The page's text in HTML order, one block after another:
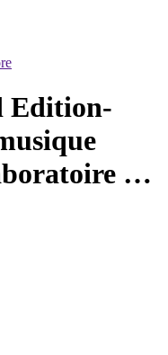
Edition-